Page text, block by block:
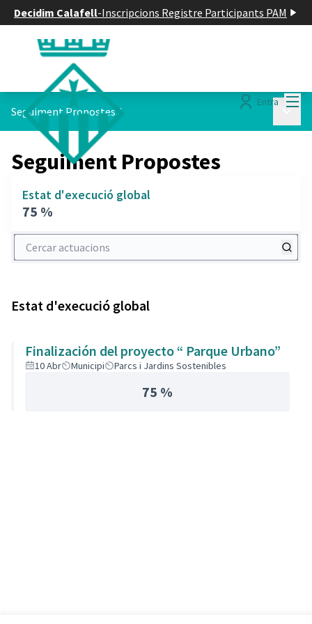
Decidim Calafell-Inscripcions Registre Participants PAM
Entra
Seguiment Propostes /
Seguiment Propostes
Estat d'execució global
75 %
Cercar actuacions
Estat d'execució global
Finalización del proyecto “ Parque Urbano”
10 Abr Municipi Parcs i Jardins Sostenibles
75 %